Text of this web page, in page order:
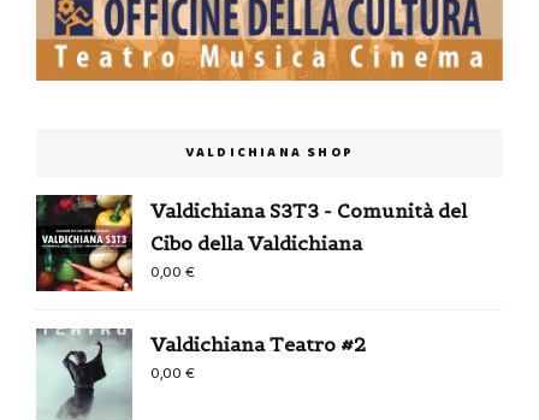
VALDICHIANA SHOP
Valdichiana S3T3 - Comunità del
Cibo della Valdichiana
0,00€
Valdichiana Teatro #2
0,00€